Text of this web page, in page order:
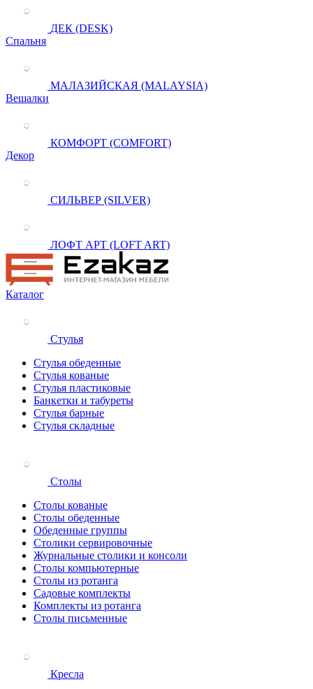
ДЕК (DESK)
Спальня
МАЛАЗИЙСКАЯ (MALAYSIA)
Вешалки
КОМФОРТ (COMFORT)
Декор
СИЛЬВЕР (SILVER)
ЛОФТ АРТ (LOFT ART)
Каталог
Стулья
Стулья обеденные
Стулья кованые
Стулья пластиковые
Банкетки и табуреты
Стулья барные
Стулья складные
Столы
Столы кованые
Столы обеденные
Обеденные группы
Столики сервировочные
Журнальные столики и консоли
Столы компьютерные
Столы из ротанга
Садовые комплекты
Комплекты из ротанга
Столы письменные
Кресла